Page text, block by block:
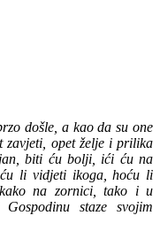
došle, a kao da su one
zavjeti, opet želje i prilika
biti ću bolji, ići ću na
li vidjeti ikoga, hoću li
na zornici, tako i u
staze svojim